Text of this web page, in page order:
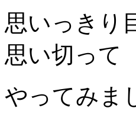
思いっきり
思い切って
やってみま